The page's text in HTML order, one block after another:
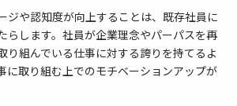
ジや認知度が向上することは、既存社員に
らします。社員が企業理念やパーパスを再
り組んでいる仕事に対する誇りを持てるよ
に取り組む上でのモチベーションアップが